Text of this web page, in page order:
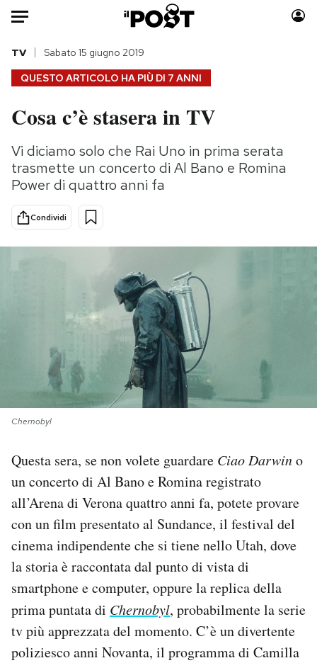
HOME
Italia
Politica
Tecnologia
Scienza
Moda
Consumismi
Mondiali calcio 2026
PODCAST
NEWSLETTER
SHOP
CALENDARIO
Area Personale
Newsletter
Notifiche mobile
QUESTO ARTICOLO HA PIÙ DI 7 ANNI
TV Sabato 15 giugno 2019
Cosa c’è stasera in TV
Vi diciamo solo che Rai Uno in prima serata
trasmette un concerto di Al Bano e Romina
Power di quattro anni fa
Condividi
Chernobyl
Questa sera, se non volete guardare Ciao Darwino
un concerto di Al Bano e Romina registrato
all’Arena di Verona quattro anni fa, potete provare
con un film presentato al Sundance, il festival del
cinema indipendente che si tiene nello Utah, dove
la storia è raccontata dal punto di vista di
smartphone e computer, oppure la replica della
prima puntata di Chernobyl, probabilmente la serie
tv più apprezzata del momento. C’è un divertente
poliziesco anni Novanta, il programma di Camilla